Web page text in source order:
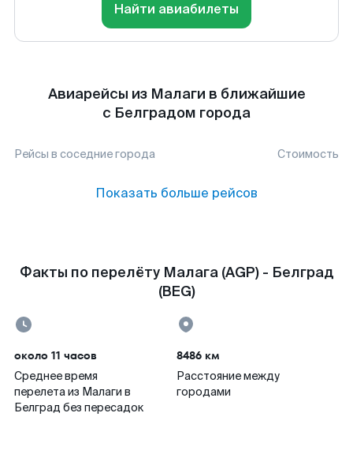
Найти авиабилеты
Авиарейсы из Малаги в ближайшие
с Белградом города
Рейсы в соседние города Стоимость
Показать больше рейсов
Факты по перелёту Малага (AGP) - Белград
(BEG)
около 11 часов
Среднее время
перелета из Малаги в
Белград без пересадок
8486 км
Расстояние между
городами